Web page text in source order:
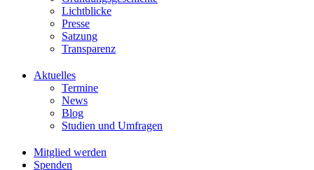
Lichtblicke
Presse
Satzung
Transparenz
Aktuelles
Termine
News
Blog
Studien und Umfragen
Mitglied werden
Spenden